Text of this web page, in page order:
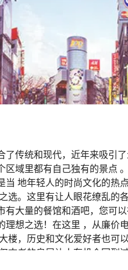
了传统和现代，近年来吸引
区域里都有自己独有的景点
当 地年轻人的时尚文化的热
选。这里有让人眼花缭乱的
有大量的餐馆和酒吧，您可
理想之选！在这里 ，从廉价
楼，历史和文化爱好者也可
古老的皇居让人有机会回到